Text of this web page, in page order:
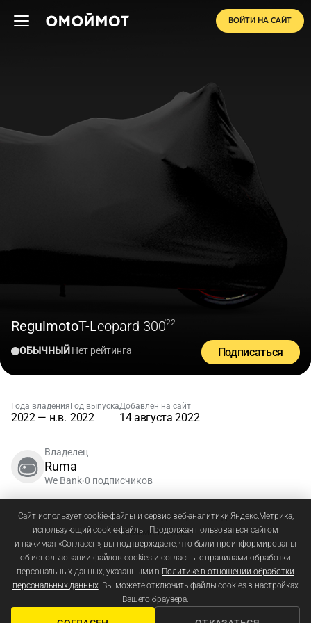
ВОЙТИ НА САЙТ
RegulmotoT-Leopard 300'22
ОБЫЧНЫЙНет рейтинга Подписаться
Года владения
2022 — н.в.
Год выпуска
2022
Добавлен на сайт
14 августа 2022
Владелец
Ruma
We Bank•0 подписчиков
Зарегистрируйтесьиливойдите, чтобы добавлять
комментарии
Сайт использует cookie-файлы и сервис веб-аналитики Яндекс.Метрика,
использующий cookie-файлы. Продолжая пользоваться сайтом
и нажимая «Согласен», вы подтверждаете, что были проинформированы
об использовании файлов cookies и согласны с правилами обработки
персональных данных, указанными в Политике в отношении обработки
персональных данных. Вы можете отключить файлы cookies в настройках
Вашего браузера.